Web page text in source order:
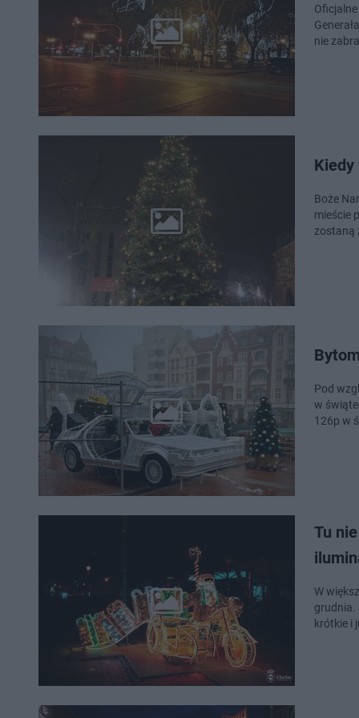
nie
Kiedy
Boże
mieście
zostaną
Pod
w
126p w
Tu
W
grudnia.
krótkie i